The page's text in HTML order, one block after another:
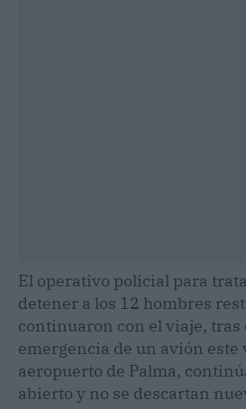
El operativo policial para
detener a los 12 hombres
continuaron con el viaje, tras
emergencia de un avión este
aeropuerto de Palma,
abierto y no se descartan